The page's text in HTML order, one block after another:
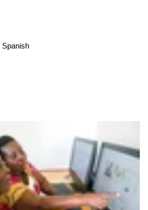
Spanish